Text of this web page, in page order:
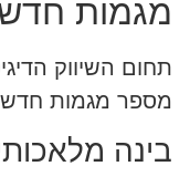
מגמות
תחום השיווק
מספר מגמות
בינה